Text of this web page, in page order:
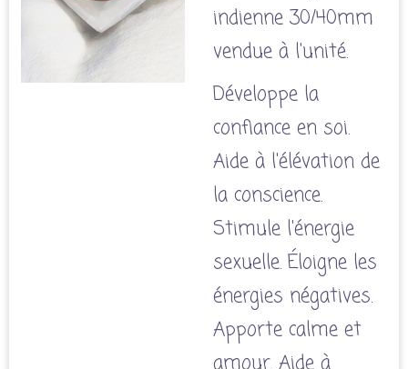
indienne 30/40mm
vendue à l'unité.
Développe la
confiance en soi.
Aide à l'élévation de
la conscience.
Stimule l'énergie
sexuelle. Éloigne les
énergies négatives.
Apporte calme et